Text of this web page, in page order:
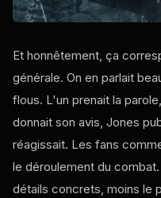
Et honnêtement, ça
générale. On en parlait
flous. L'un prenait la
donnait son avis, Jones
réagissait. Les fans
le déroulement du
détails concrets, moins le